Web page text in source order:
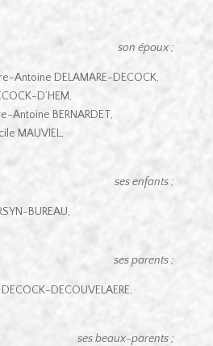
son époux ;
Antoine DELAMARE-DECOCK,
D’HEM,
Antoine BERNARDET,
MAUVIEL,
ses enfants ;
PERSYN-BUREAU,
ses parents ;
DECOCK-DECOUVELAERE,
ses beaux-parents ;